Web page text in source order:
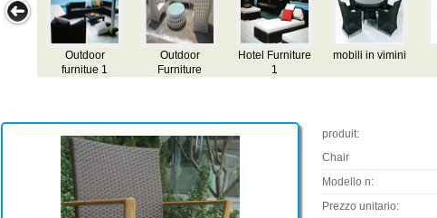
Mobili per
esterni
hotel Furniture hotel Furniture
Outdoor
produit:
Chair
Modello n:
Prezzo unitario: